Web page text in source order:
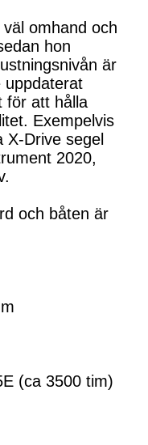
omhand och
hon
är
uppdaterat
för att hålla
Exempelvis
X-Drive segel
2020,
och båten är
(ca 3500 tim)